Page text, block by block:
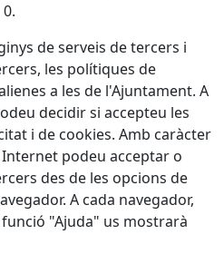
de serveis de tercers i
les polítiques de
a les de l'Ajuntament. A
decidir si accepteu les
i de cookies. Amb caràcter
podeu acceptar o
des de les opcions de
A cada navegador,
"Ajuda" us mostrarà